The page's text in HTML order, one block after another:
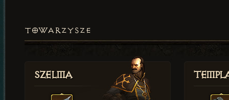
TOWARZYSZE
Szelma